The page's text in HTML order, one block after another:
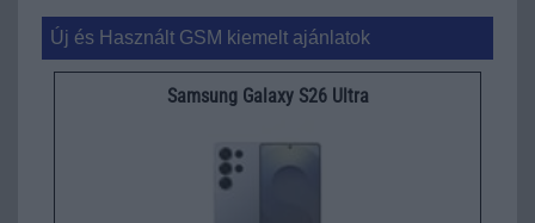
Új és Használt GSM kiemelt ajánlatok
Samsung Galaxy S26 Ultra